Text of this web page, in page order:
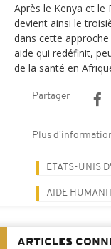
Après le Kenya et le
devient ainsi le
dans cette approche
aide qui redéfinit,
de la santé en
Partager
Plus
ETATS-UNIS
AIDE
ARTICLES